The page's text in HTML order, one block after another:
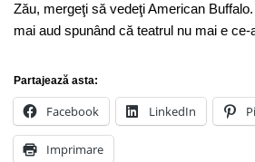
Zău, mergeţi să vedeţi American
mai aud spunând că teatrul nu mai e ce-
Partajează asta:
Facebook LinkedIn
Imprimare